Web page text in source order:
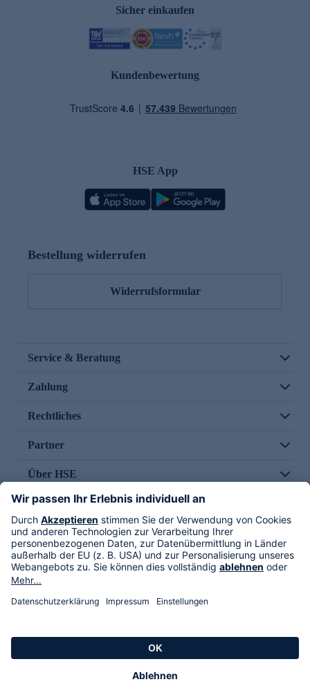
Sicher einkaufen
Kundenbewertung
HSE App
Bestellung widerrufen
Widerrufsformular
Service & Beratung
Zahlung
Rechtliches
Partner
Über HSE
Im TV
HSE International